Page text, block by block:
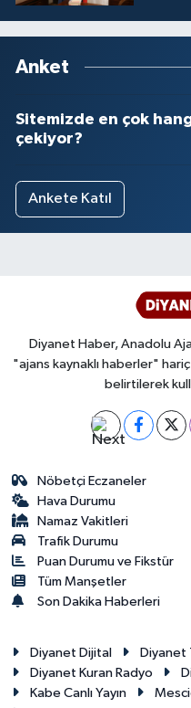
Anket
Sitemizde en çok
çekiyor?
Ankete Katıl
Diyanet Haber, Anadolu
"ajans kaynaklı haberler"
belirtilerek
Nöbetçi Eczaneler
Hava Durumu
Namaz Vakitleri
Trafik Durumu
Puan Durumu ve Fikstür
Tüm Manşetler
Son Dakika Haberleri
Diyanet Dijital Diyanet
Diyanet Kuran Radyo
Kabe Canlı Yayın